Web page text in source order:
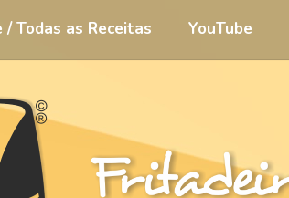
/ Todas as Receitas YouTube